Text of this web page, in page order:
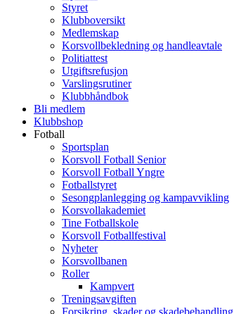
Styret
Klubboversikt
Medlemskap
Korsvollbekledning og handleavtale
Politiattest
Utgiftsrefusjon
Varslingsrutiner
Klubbhåndbok
Bli medlem
Klubbshop
Fotball
Sportsplan
Korsvoll Fotball Senior
Korsvoll Fotball Yngre
Fotballstyret
Sesongplanlegging og kampavvikling
Korsvollakademiet
Tine Fotballskole
Korsvoll Fotballfestival
Nyheter
Korsvollbanen
Roller
Kampvert
Treningsavgiften
Forsikring, skader og skadebehandling